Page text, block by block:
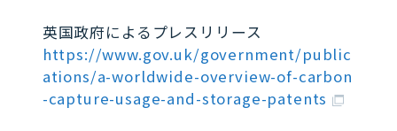
英国政府によるプレスリリース
https://www.gov.uk/government/public
ations/a-worldwide-overview-of-carbon
-capture-usage-and-storage-patents